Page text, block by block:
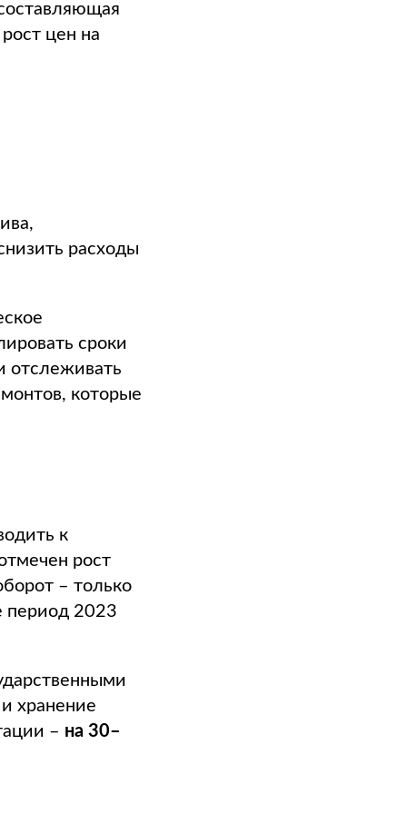
цен на
расходы
сроки
отслеживать
которые
к
рост
– только
период 2023
хранение
– на 30–